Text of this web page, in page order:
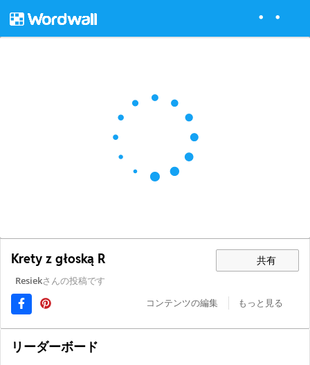
Krety z głoską R 共有
Resiekさんの投稿です
コンテンツの編集
もっと見る
リーダーボード